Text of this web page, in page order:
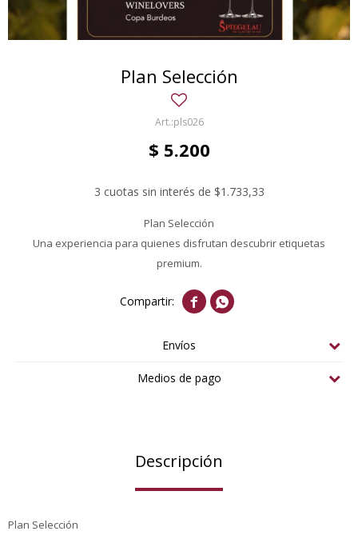
Plan Selección
pls026
$ 5.200
3 cuotas sin interés de $1.733,33
Plan Selección
Una experiencia para quienes disfrutan descubrir etiquetas
premium.
 
Envíos
Medios de pago
Descripción
Plan Selección